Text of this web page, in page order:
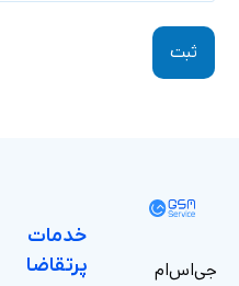
جی‌اس‌ام
خدمات
پرتقاضا